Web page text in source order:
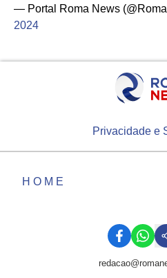
— Portal Roma News
2024
Privacidade e
HOME